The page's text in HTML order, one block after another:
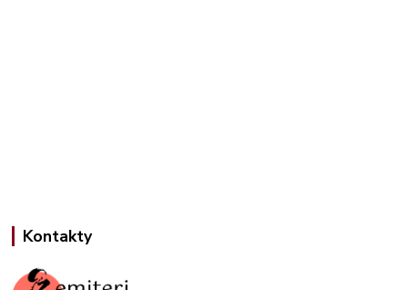
Kontakty